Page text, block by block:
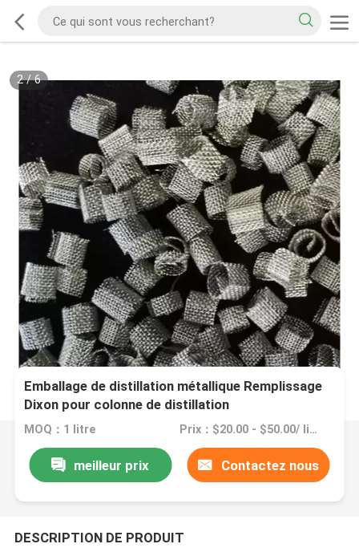
2/6
Emballage de distillation métallique Remplissage
Dixon pour colonne de distillation
MOQ：1 litre Prix：$20.00 - $50.00/ liter
meilleur prix Contactez nous
DESCRIPTION DE PRODUIT